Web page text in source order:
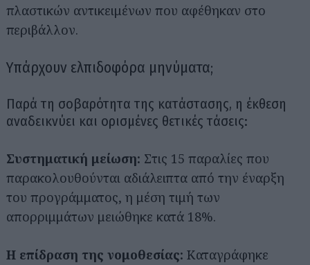
πλαστικών αντικειμένων που αφέθηκαν στο
περιβάλλον.
Υπάρχουν ελπιδοφόρα μηνύματα;
Παρά τη σοβαρότητα της κατάστασης, η έκθεση
αναδεικνύει και ορισμένες θετικές τάσεις:
Συστηματική μείωση: Στις 15 παραλίες που
παρακολουθούνται αδιάλειπτα από την έναρξη
του προγράμματος, η μέση τιμή των
απορριμμάτων μειώθηκε κατά 18%.
Η επίδραση της νομοθεσίας: Καταγράφηκε